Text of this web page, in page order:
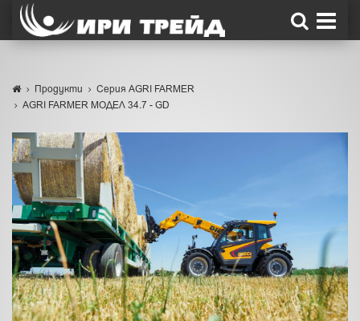
Продукти
Серия AGRI FARMER
AGRI FARMER МОДЕЛ 34.7 - GD